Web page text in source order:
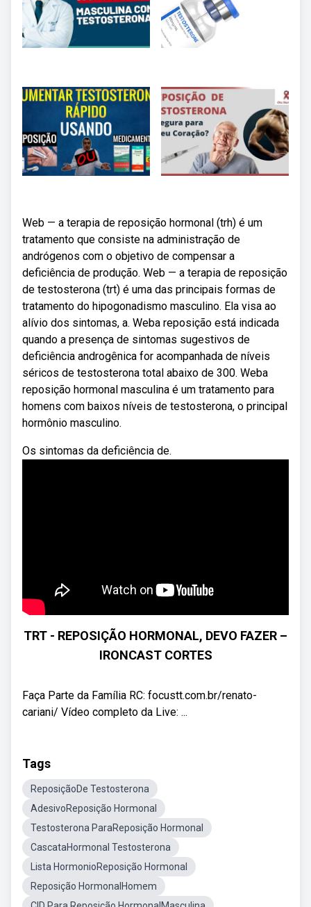
Web — a terapia de reposição hormonal (trh) é um
tratamento que consiste na administração de
andrógenos com o objetivo de compensar a
deficiência de produção. Web — a terapia de reposição
de testosterona (trt) é uma das principais formas de
tratamento do hipogonadismo masculino. Ela visa ao
alívio dos sintomas, a. Weba reposição está indicada
quando a presença de sintomas sugestivos de
deficiência androgênica for acompanhada de níveis
séricos de testosterona total abaixo de 300. Weba
reposição hormonal masculina é um tratamento para
homens com baixos níveis de testosterona, o principal
hormônio masculino.
Os sintomas da deficiência de.
TRT - REPOSIÇÃO HORMONAL, DEVO FAZER –
IRONCAST CORTES
Faça Parte da Família RC: focustt.com.br/renato-
cariani/ Vídeo completo da Live: ...
Tags
ReposiçãoDe Testosterona
AdesivoReposição Hormonal
Testosterona ParaReposição Hormonal
CascataHormonal Testosterona
Lista HormonioReposição Hormonal
Reposição HormonalHomem